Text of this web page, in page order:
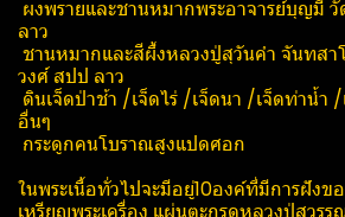
ผงพรายและชานหมากพระอาจารย์บุญมี
ลาว
ชานหมากและสีผึ้งหลวงปู่สุวันคำ จันทสา
วงศ์​ สปป ลาว
ดินเจ็ดป่าช้า /เจ็ดไร่ /เจ็ดนา /เจ็ดท่าน้ำ
อื่นๆ
กระดูกคนโบราณสูงแปดศอก
ในพระเนื้อทั่วไปจะมีอยู่10องค์ที่มีการฝังข